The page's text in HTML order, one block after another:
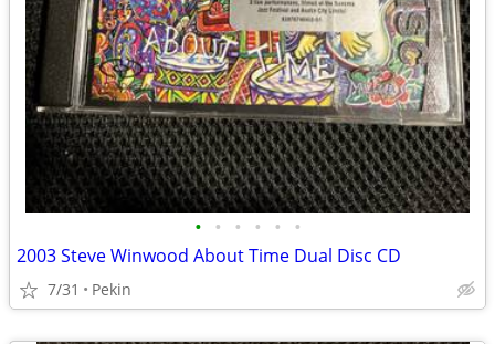
• • • • • •
2003 Steve Winwood About Time Dual Disc CD
7/31 Pekin